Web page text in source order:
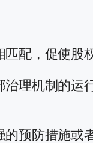
配，促使股
理机制的
预防措施或